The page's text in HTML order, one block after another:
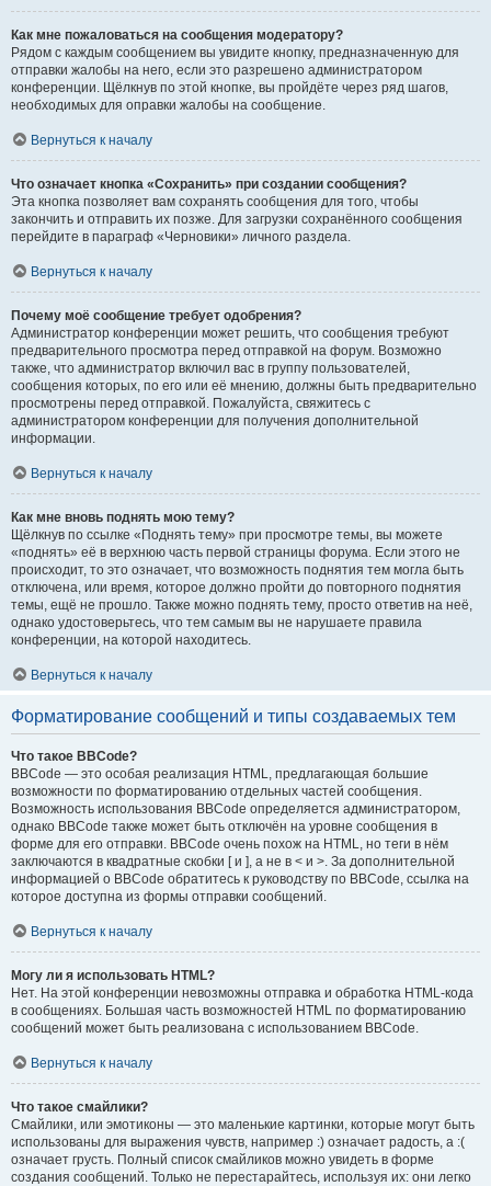
Как мне пожаловаться на сообщения модератору?
Рядом с каждым сообщением вы увидите кнопку, предназначенную для
отправки жалобы на него, если это разрешено администратором
конференции. Щёлкнув по этой кнопке, вы пройдёте через ряд шагов,
необходимых для оправки жалобы на сообщение.
Вернуться к началу
Что означает кнопка «Сохранить» при создании сообщения?
Эта кнопка позволяет вам сохранять сообщения для того, чтобы
закончить и отправить их позже. Для загрузки сохранённого сообщения
перейдите в параграф «Черновики» личного раздела.
Вернуться к началу
Почему моё сообщение требует одобрения?
Администратор конференции может решить, что сообщения требуют
предварительного просмотра перед отправкой на форум. Возможно
также, что администратор включил вас в группу пользователей,
сообщения которых, по его или её мнению, должны быть предварительно
просмотрены перед отправкой. Пожалуйста, свяжитесь с
администратором конференции для получения дополнительной
информации.
Вернуться к началу
Как мне вновь поднять мою тему?
Щёлкнув по ссылке «Поднять тему» при просмотре темы, вы можете
«поднять» её в верхнюю часть первой страницы форума. Если этого не
происходит, то это означает, что возможность поднятия тем могла быть
отключена, или время, которое должно пройти до повторного поднятия
темы, ещё не прошло. Также можно поднять тему, просто ответив на неё,
однако удостоверьтесь, что тем самым вы не нарушаете правила
конференции, на которой находитесь.
Вернуться к началу
Форматирование сообщений и типы создаваемых тем
Что такое BBCode?
BBCode — это особая реализация HTML, предлагающая большие
возможности по форматированию отдельных частей сообщения.
Возможность использования BBCode определяется администратором,
однако BBCode также может быть отключён на уровне сообщения в
форме для его отправки. BBCode очень похож на HTML, но теги в нём
заключаются в квадратные скобки [ и ], а не в < и >. За дополнительной
информацией о BBCode обратитесь к руководству по BBCode, ссылка на
которое доступна из формы отправки сообщений.
Вернуться к началу
Могу ли я использовать HTML?
Нет. На этой конференции невозможны отправка и обработка HTML-кода
в сообщениях. Большая часть возможностей HTML по форматированию
сообщений может быть реализована с использованием BBCode.
Вернуться к началу
Что такое смайлики?
Смайлики, или эмотиконы — это маленькие картинки, которые могут быть
использованы для выражения чувств, например :) означает радость, а :(
означает грусть. Полный список смайликов можно увидеть в форме
создания сообщений. Только не перестарайтесь, используя их: они легко